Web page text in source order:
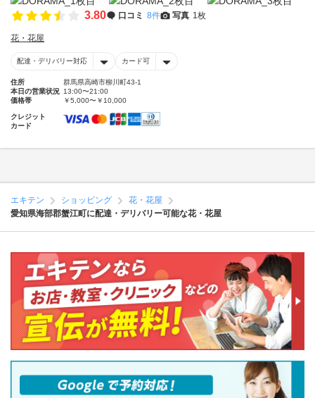
3.80 口コミ 8件 写真 1枚
花・花屋
配達・デリバリー対応 カード可
住所
群馬県高崎市柳川町43-1
本日の営業状況 13:00〜21:00
価格帯
￥5,000〜￥10,000
クレジット
カード
エキテン ショッピング
花・花屋
愛知県海部郡蟹江町に配達・デリバリー可能な花・花屋